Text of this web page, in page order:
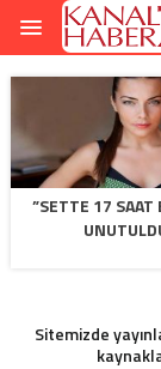
”SETTE 17 SAAT
Sitemizde